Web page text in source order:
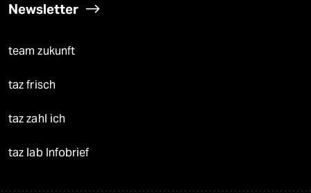
Newsletter
team zukunft
taz frisch
taz zahl ich
taz lab Infobrief